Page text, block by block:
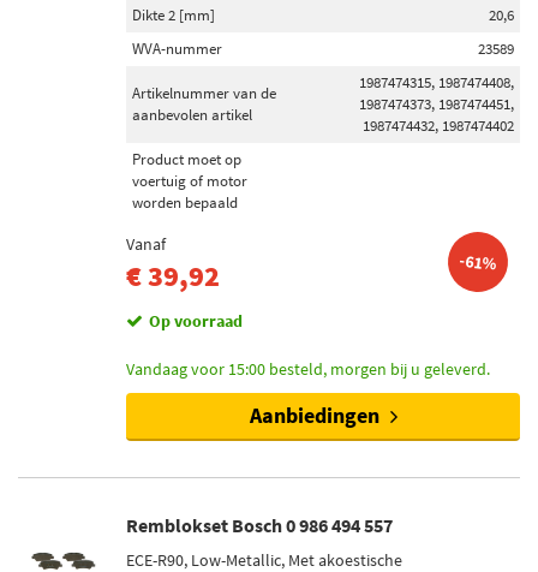
Dikte 2 [mm]
20,6
WVA-nummer
23589
Artikelnummer van de
aanbevolen artikel
1987474315, 1987474408,
1987474373, 1987474451,
1987474432, 1987474402
Product moet op
voertuig of motor
worden bepaald
Vanaf
€ 39,92 -61%
Op voorraad
Vandaag voor 15:00 besteld, morgen bij u geleverd.
Aanbiedingen
Remblokset Bosch 0 986 494 557
ECE-R90, Low-Metallic, Met akoestische